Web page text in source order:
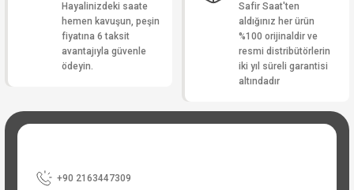
Hayalinizdeki saate
hemen kavuşun, peşin
fiyatına 6 taksit
avantajıyla güvenle
ödeyin.
Safir Saat'ten
aldığınız her ürün
%100 orijinaldir ve
resmi distribütörlerin
iki yıl süreli garantisi
altındadır
+90 2163447309